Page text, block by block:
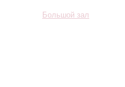
Большой зал